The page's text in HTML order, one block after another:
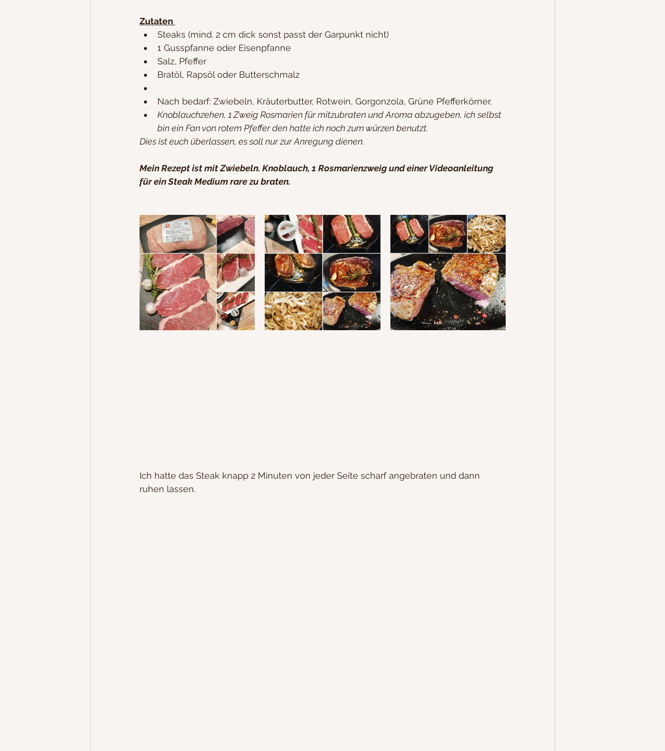
Zutaten
Steaks (mind. 2 cm dick sonst passt der Garpunkt nicht)
1 Gusspfanne oder Eisenpfanne
Salz, Pfeffer
Bratöl, Rapsöl oder Butterschmalz
Nach bedarf: Zwiebeln, Kräuterbutter, Rotwein, Gorgonzola, Grüne Pfefferkörner,
Knoblauchzehen, 1 Zweig Rosmarien für mitzubraten und Aroma abzugeben, ich selbst
bin ein Fan von rotem Pfeffer den hatte ich noch zum würzen benutzt.
Dies ist euch überlassen, es soll nur zur Anregung dienen.
Mein Rezept ist mit Zwiebeln. Knoblauch, 1 Rosmarienzweig und einer Videoanleitung
für ein Steak Medium rare zu braten.
Ich hatte das Steak knapp 2 Minuten von jeder Seite scharf angebraten und dann
ruhen lassen.